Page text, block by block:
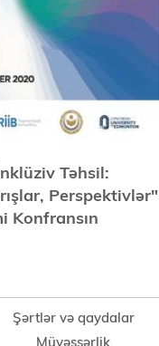
Təhsil:
Perspektivlər"
Konfransın
Şərtlər və qaydalar
Müyəssərlik